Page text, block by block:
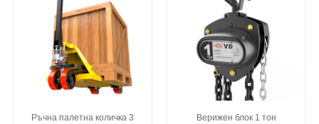
Ръчна палетна количка 3
Верижен блок 1 тон